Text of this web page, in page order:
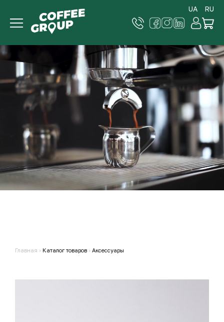
UA RU
Главная › Каталог товаров › Аксессуары